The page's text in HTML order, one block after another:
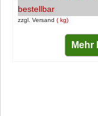
zzgl. Versand kg
bestellbar
Mehr